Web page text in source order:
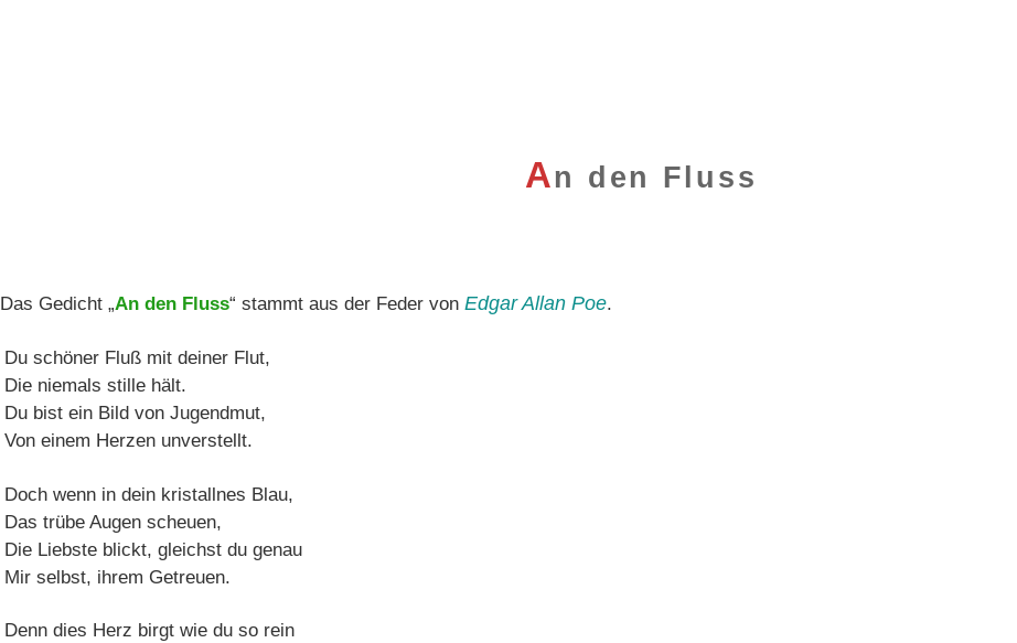
An den Fluss
Das Gedicht „An den Fluss“ stammt aus der Feder von Edgar Allan Poe.
Du schöner Fluß mit deiner Flut,
Die niemals stille hält.
Du bist ein Bild von Jugendmut,
Von einem Herzen unverstellt.
Doch wenn in dein kristallnes Blau,
Das trübe Augen scheuen,
Die Liebste blickt, gleichst du genau
Mir selbst, ihrem Getreuen.
Denn dies Herz birgt wie du so rein